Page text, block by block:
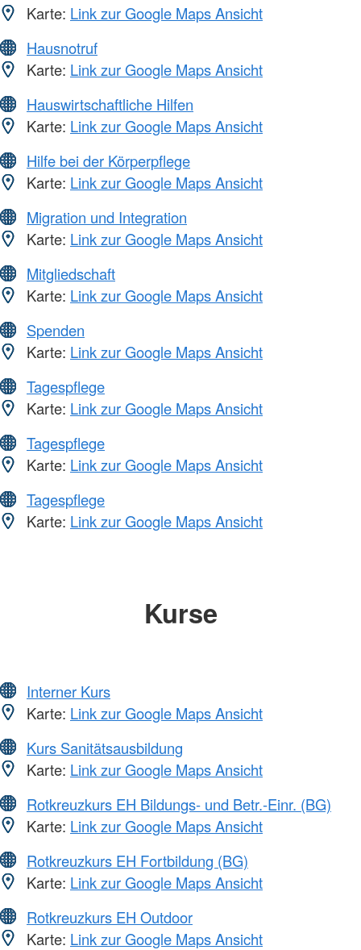
Karte: Link zur Google Maps Ansicht
Hausnotruf
Karte: Link zur Google Maps Ansicht
Hauswirtschaftliche Hilfen
Karte: Link zur Google Maps Ansicht
Hilfe bei der Körperpflege
Karte: Link zur Google Maps Ansicht
Migration und Integration
Karte: Link zur Google Maps Ansicht
Mitgliedschaft
Karte: Link zur Google Maps Ansicht
Spenden
Karte: Link zur Google Maps Ansicht
Tagespflege
Karte: Link zur Google Maps Ansicht
Tagespflege
Karte: Link zur Google Maps Ansicht
Tagespflege
Karte: Link zur Google Maps Ansicht
Kurse
Interner Kurs
Karte: Link zur Google Maps Ansicht
Kurs Sanitätsausbildung
Karte: Link zur Google Maps Ansicht
Rotkreuzkurs EH Bildungs- und Betr.-Einr. (BG)
Karte: Link zur Google Maps Ansicht
Rotkreuzkurs EH Fortbildung (BG)
Karte: Link zur Google Maps Ansicht
Rotkreuzkurs EH Outdoor
Karte: Link zur Google Maps Ansicht